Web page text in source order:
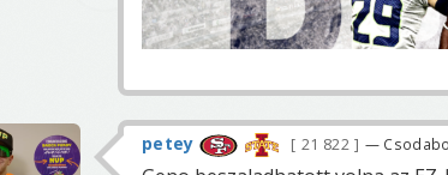
petey 21 822 —